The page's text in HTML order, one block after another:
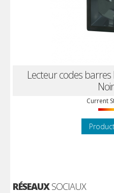
Lecteur codes
Current
RÉSEAUXSOCIAUX